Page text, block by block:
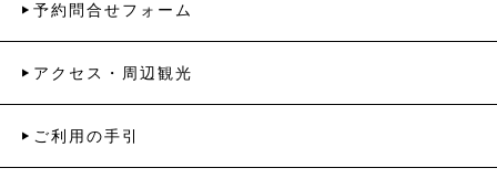
予約問合せフォーム
アクセス・周辺観光
ご利用の手引